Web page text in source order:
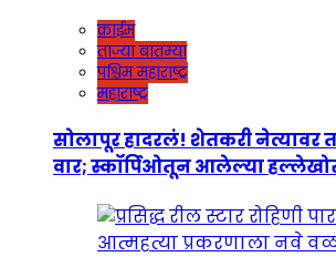
क्राईम
ताज्या बातम्या
पश्चिम महाराष्ट्र
महाराष्ट्र
सोलापूर हादरलं! शेतकरी नेत्यावर
वार; स्कॉर्पिओतून आलेल्या